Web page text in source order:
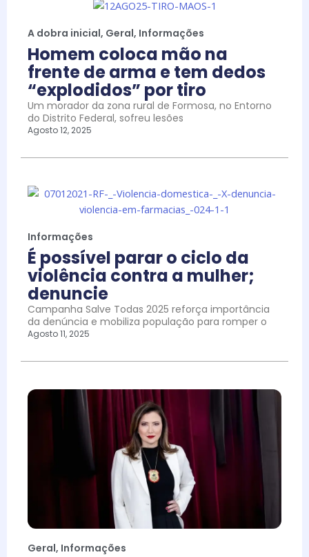
A dobra inicial, Geral, Informações
Homem coloca mão na
frente de arma e tem dedos
“explodidos” por tiro
Um morador da zona rural de Formosa, no Entorno
do Distrito Federal, sofreu lesões
Agosto 12, 2025
Informações
É possível parar o ciclo da
violência contra a mulher;
denuncie
Campanha Salve Todas 2025 reforça importância
da denúncia e mobiliza população para romper o
Agosto 11, 2025
Geral, Informações